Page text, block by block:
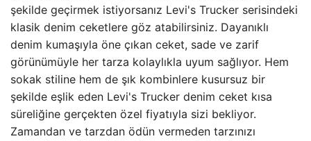
şekilde geçirmek istiyorsanız Levi's Trucker serisindeki
klasik denim ceketlere göz atabilirsiniz. Dayanıklı
denim kumaşıyla öne çıkan ceket, sade ve zarif
görünümüyle her tarza kolaylıkla uyum sağlıyor. Hem
sokak stiline hem de şık kombinlere kusursuz bir
şekilde eşlik eden Levi's Trucker denim ceket kısa
süreliğine gerçekten özel fiyatıyla sizi bekliyor.
Zamandan ve tarzdan ödün vermeden tarzınızı